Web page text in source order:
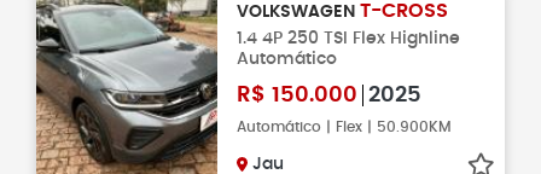
VOLKSWAGEN T-CROSS
1.4 4P 250 TSI Flex Highline
Automático
R$ 150.000 2025
Automático | Flex | 50.900KM
Jau